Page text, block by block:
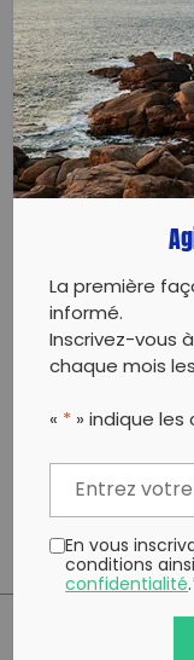
Ramassage : 09h-
Apéro des familles
Sacs & gants
tes gants si tu en
‍1 Déchet Par Jour
uniront leurs
sur ce site
‍Nous finirons
Vallon des Auffes !‍
‍Serez-vous
cleanup ?
La première
informé.
Inscrivez-vous
chaque mois
« * » indique
En vous
conditions
confidentialité.